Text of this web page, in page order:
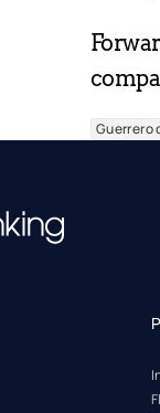
Guerrero